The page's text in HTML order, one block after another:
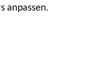
anpassen.